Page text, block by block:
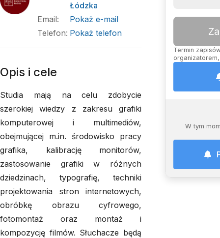
Termin
W tym
Łódzka
Email:
Pokaż e-mail
Telefon: Pokaż telefon
Opis i cele
Studia mają na celu zdobycie
szerokiej wiedzy z zakresu grafiki
komputerowej i multimediów,
obejmującej m.in. środowisko pracy
grafika, kalibrację monitorów,
zastosowanie grafiki w różnych
dziedzinach, typografię, techniki
projektowania stron internetowych,
obróbkę obrazu cyfrowego,
fotomontaż oraz montaż i
kompozycję filmów. Słuchacze będą